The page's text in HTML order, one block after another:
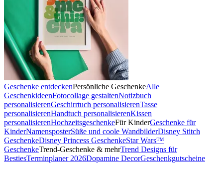
Geschenke entdeckenPersönliche GeschenkeAlle
GeschenkideenFotocollage gestaltenNotizbuch
personalisierenGeschirrtuch personalisierenTasse
personalisierenHandtuch personalisierenKissen
personalisierenHochzeitsgeschenkeFür KinderGeschenke für
KinderNamensposterSüße und coole WandbilderDisney Stitch
GeschenkeDisney Princess GeschenkeStar Wars™
GeschenkeTrend-Geschenke & mehrTrend Designs für
BestiesTerminplaner 2026Dopamine DecorGeschenkgutscheine